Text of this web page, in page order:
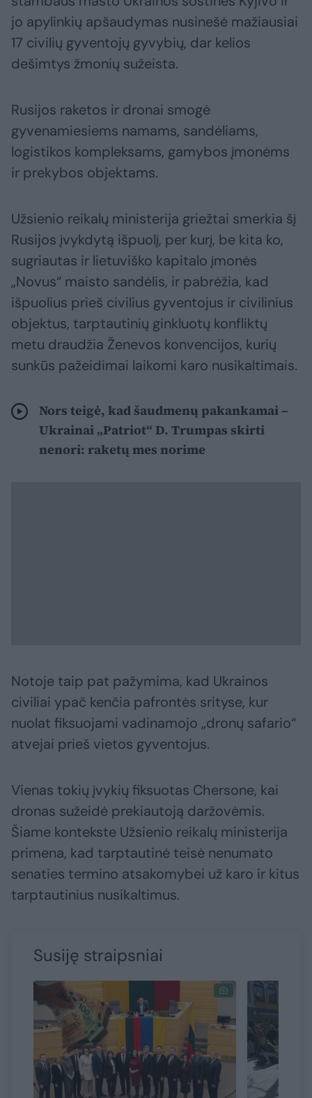
jo apylinkių apšaudymas nusinešė mažiausiai
17 civilių gyventojų gyvybių, dar kelios
dešimtys žmonių sužeista.
Rusijos raketos ir dronai smogė
gyvenamiesiems namams, sandėliams,
logistikos kompleksams, gamybos įmonėms
ir prekybos objektams.
Užsienio reikalų ministerija griežtai smerkia šį
Rusijos įvykdytą išpuolį, per kurį, be kita ko,
sugriautas ir lietuviško kapitalo įmonės
„Novus“ maisto sandėlis, ir pabrėžia, kad
išpuolius prieš civilius gyventojus ir civilinius
objektus, tarptautinių ginkluotų konfliktų
metu draudžia Ženevos konvencijos, kurių
sunkūs pažeidimai laikomi karo nusikaltimais.
Nors teigė, kad šaudmenų pakankamai –
Ukrainai „Patriot“ D. Trumpas skirti
nenori: raketų mes norime
Notoje taip pat pažymima, kad Ukrainos
civiliai ypač kenčia pafrontės srityse, kur
nuolat fiksuojami vadinamojo „dronų safario“
atvejai prieš vietos gyventojus.
Vienas tokių įvykių fiksuotas Chersone, kai
dronas sužeidė prekiautoją daržovėmis.
Šiame kontekste Užsienio reikalų ministerija
primena, kad tarptautinė teisė nenumato
senaties termino atsakomybei už karo ir kitus
tarptautinius nusikaltimus.
Susiję straipsniai